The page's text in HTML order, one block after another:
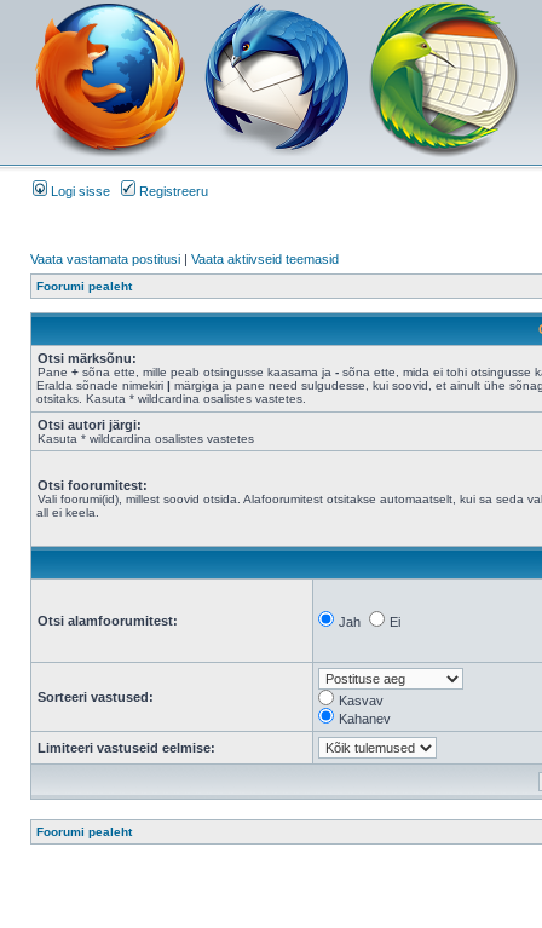
Logi sisse Registreeru
Vaata vastamata postitusi | Vaata aktiivseid teemasid
Foorumi pealeht
Otsi märksõnu:
Pane + sõna ette, mille peab otsingusse kaasama ja - sõna ette, mida ei tohi otsingusse
Eralda sõnade nimekiri | märgiga ja pane need sulgudesse, kui soovid, et ainult ühe
otsitaks. Kasuta * wildcardina osalistes vastetes.
Otsi autori järgi:
Kasuta * wildcardina osalistes vastetes
Otsi foorumitest:
Vali foorumi(id), millest soovid otsida. Alafoorumitest otsitakse automaatselt, kui sa seda
all ei keela.
Otsi alamfoorumitest: Jah Ei
Sorteeri vastused:
Kasvav
Kahanev
Limiteeri vastuseid eelmise:
Foorumi pealeht